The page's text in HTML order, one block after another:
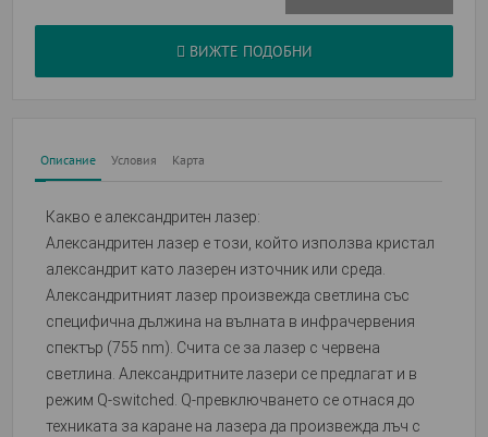
ВИЖТЕ ПОДОБНИ
Описание Условия Карта
Какво е александритен лазер:
Александритен лазер е този, който използва кристал
александрит като лазерен източник или среда.
Александритният лазер произвежда светлина със
специфична дължина на вълната в инфрачервения
спектър (755 nm). Счита се за лазер с червена
светлина. Александритните лазери се предлагат и в
режим Q-switched. Q-превключването се отнася до
техниката за каране на лазера да произвежда лъч с